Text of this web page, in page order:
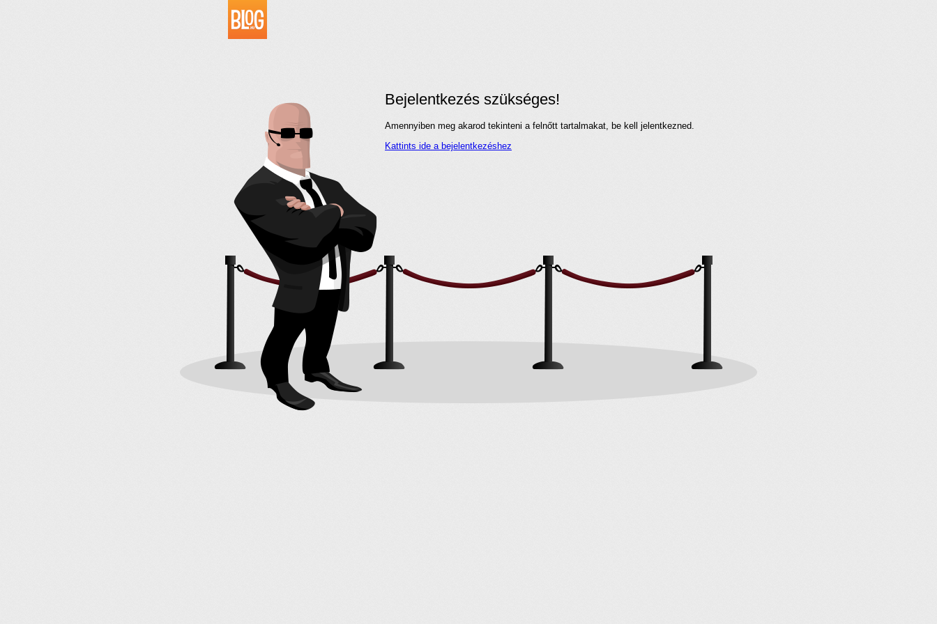
Bejelentkezés szükséges!
Amennyiben meg akarod tekinteni a felnőtt tartalmakat, be kell jelentkezned.
Kattints ide a bejelentkezéshez